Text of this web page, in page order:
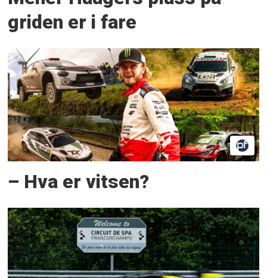
griden er i fare
– Hva er vitsen?